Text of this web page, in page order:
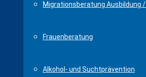
Migrationsberatung Ausbildung
Frauenberatung
Alkohol- und Suchtprävention